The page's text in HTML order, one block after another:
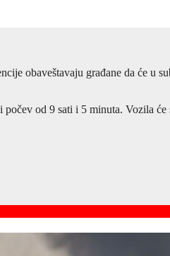
obaveštavaju građane da će
od 9 sati i 5 minuta. Vozila